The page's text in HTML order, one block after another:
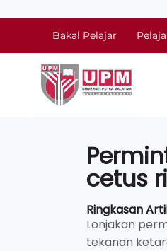
Bakal Pelajar
cetus
Ringkasan
Lonjakan
tekanan